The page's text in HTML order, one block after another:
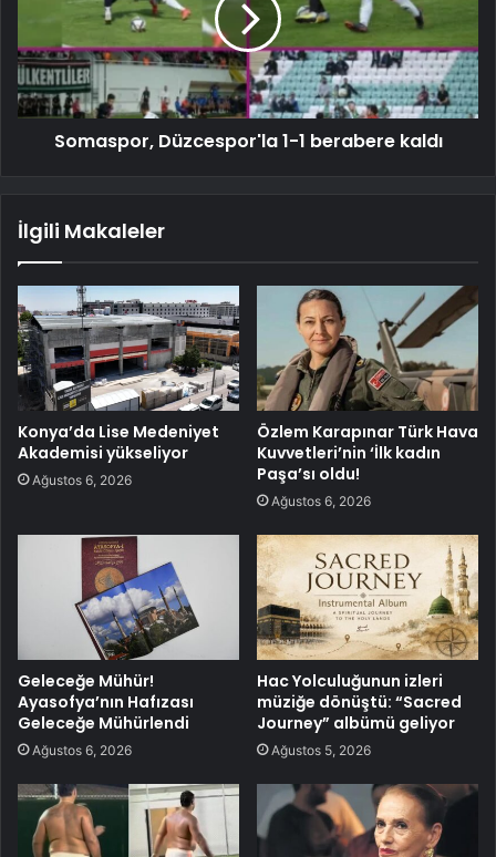
Somaspor, Düzcespor'la 1-1 berabere kaldı
İlgili Makaleler
Konya’da Lise Medeniyet
Akademisi yükseliyor
Ağustos 6, 2026
Özlem Karapınar Türk Hava
Kuvvetleri’nin ‘İlk kadın
Paşa’sı oldu!
Ağustos 6, 2026
Geleceğe Mühür!
Ayasofya’nın Hafızası
Geleceğe Mühürlendi
Ağustos 6, 2026
Hac Yolculuğunun izleri
müziğe dönüştü: “Sacred
Journey” albümü geliyor
Ağustos 5, 2026